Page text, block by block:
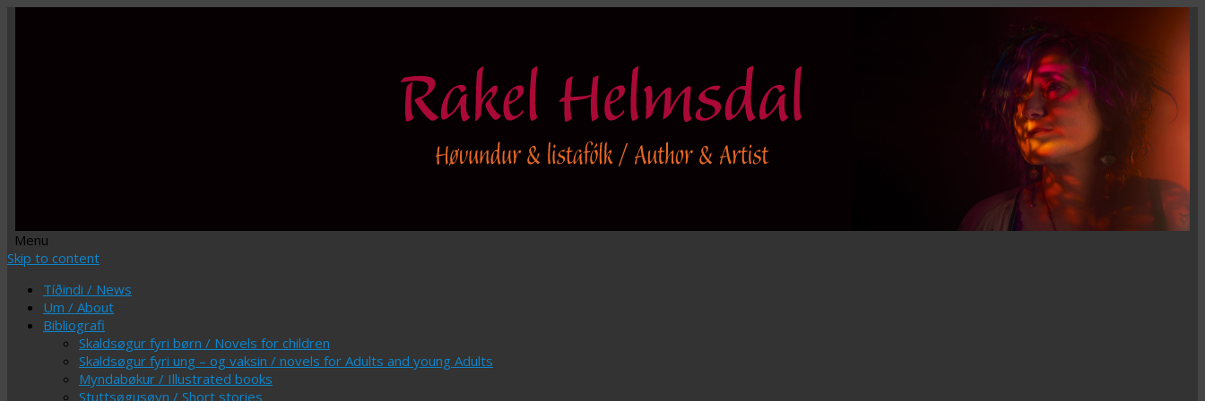
Menu
Skip to content
Tíðindi / News
Um / About
Bibliografi
Skaldsøgur fyri børn / Novels for children
Skaldsøgur fyri ung – og vaksin / novels for Adults and young Adults
Myndabøkur / Illustrated books
Stuttsøgusøvn / Short stories